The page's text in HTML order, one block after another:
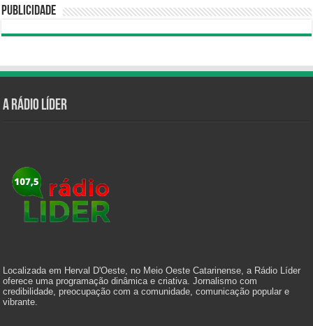
Publicidade
A Rádio Líder
Localizada em Herval D'Oeste, no Meio Oeste Catarinense, a Rádio Líder
oferece uma programação dinâmica e criativa. Jornalismo com
credibilidade, preocupação com a comunidade, comunicação popular e
vibrante.